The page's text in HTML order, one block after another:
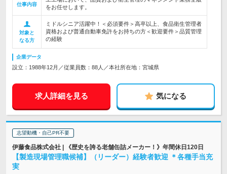
仕事内容
をお任せします。
対象と
なる方
ミドルシニア活躍中！＜必須要件＞高卒以上、食品衛生管理者
資格および普通自動車免許をお持ちの方＜歓迎要件＞品質管理
の経験
企業データ
設立：1988年12月／従業員数：88人／本社所在地：宮城県
求人詳細を見る 気になる
志望動機・自己PR不要
伊藤食品株式会社 | 《歴史を誇る老舗缶詰メーカー！》年間休日120日
【製造現場管理職候補】（リーダー）経験者歓迎 ＊各種手当充
実